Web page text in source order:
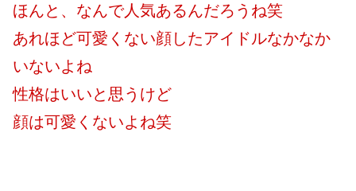
ほんと、なんで人気あるんだろうね笑
あれほど可愛くない顔したアイドルなかなか
いないよね
性格はいいと思うけど
顔は可愛くないよね笑